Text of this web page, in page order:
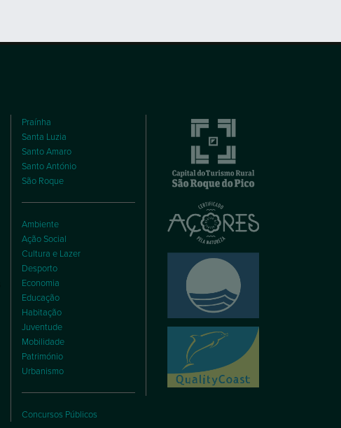
Praínha
Santa Luzia
Santo Amaro
Santo António
São Roque
Ambiente
Ação Social
Cultura e Lazer
Desporto
Economia
Educação
Habitação
Juventude
Mobilidade
Património
Urbanismo
Concursos Públicos